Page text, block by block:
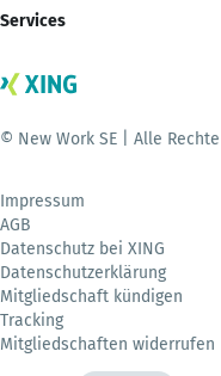
Services
© New Work SE | Alle
Impressum
AGB
Datenschutz bei XING
Datenschutzerklärung
Mitgliedschaft kündigen
Tracking
Mitgliedschaften widerrufen